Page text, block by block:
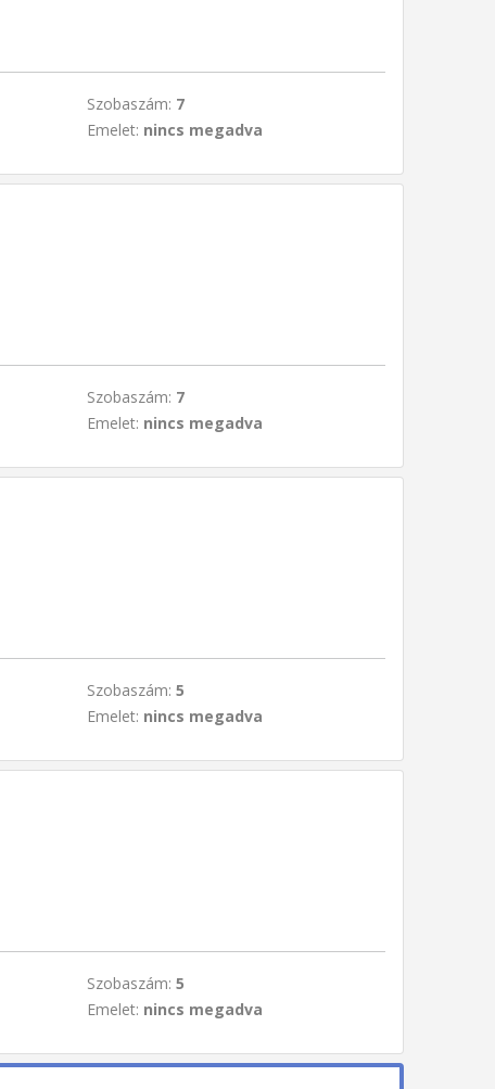
Szobaszám: 7
Emelet: nincs megadva
Szobaszám: 7
Emelet: nincs megadva
Szobaszám: 5
Emelet: nincs megadva
Szobaszám: 5
Emelet: nincs megadva